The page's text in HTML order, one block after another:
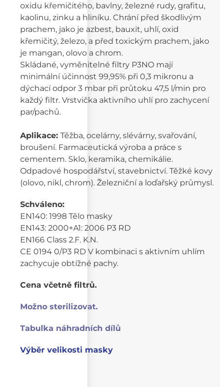
oxidu křemičitého, bavlny, železné rudy, grafitu,
kaolinu, zinku a hliníku. Chrání před škodlivým
prachem, jako je azbest, bauxit, uhlí, oxid
křemičitý, železo, a před toxickým prachem, jako
je mangan, olovo a chrom.
Skládané, vyměnitelné filtry P3NO mají
minimální účinnost 99,95% při 0,3 mikronu a
dýchací odpor 3 mbar při průtoku 47,5 l/min pro
každý filtr. Vrstvička aktivního uhlí pro zachycení
par/pachů.
Aplikace:Těžba, ocelárny, slévárny, svařování,
broušení. Farmaceutická výroba a práce s
cementem. Sklo, keramika, chemikálie.
Odpadové hospodářství, stavebnictví. Těžké kovy
(olovo, nikl, chrom). Železniční a loďařský průmysl.
Schváleno:
EN140: 1998 Tělo masky
EN143: 2000+A1: 2006 P3 RD
EN166 Class 2.F. K.N.
CE 0194 0/P3 RD V kombinaci s aktivním uhlím
zachycuje obtížné pachy.
Cena včetně filtrů.
Možno sterilizovat.
Tabulka náhradních dílů
Výběr velikosti masky